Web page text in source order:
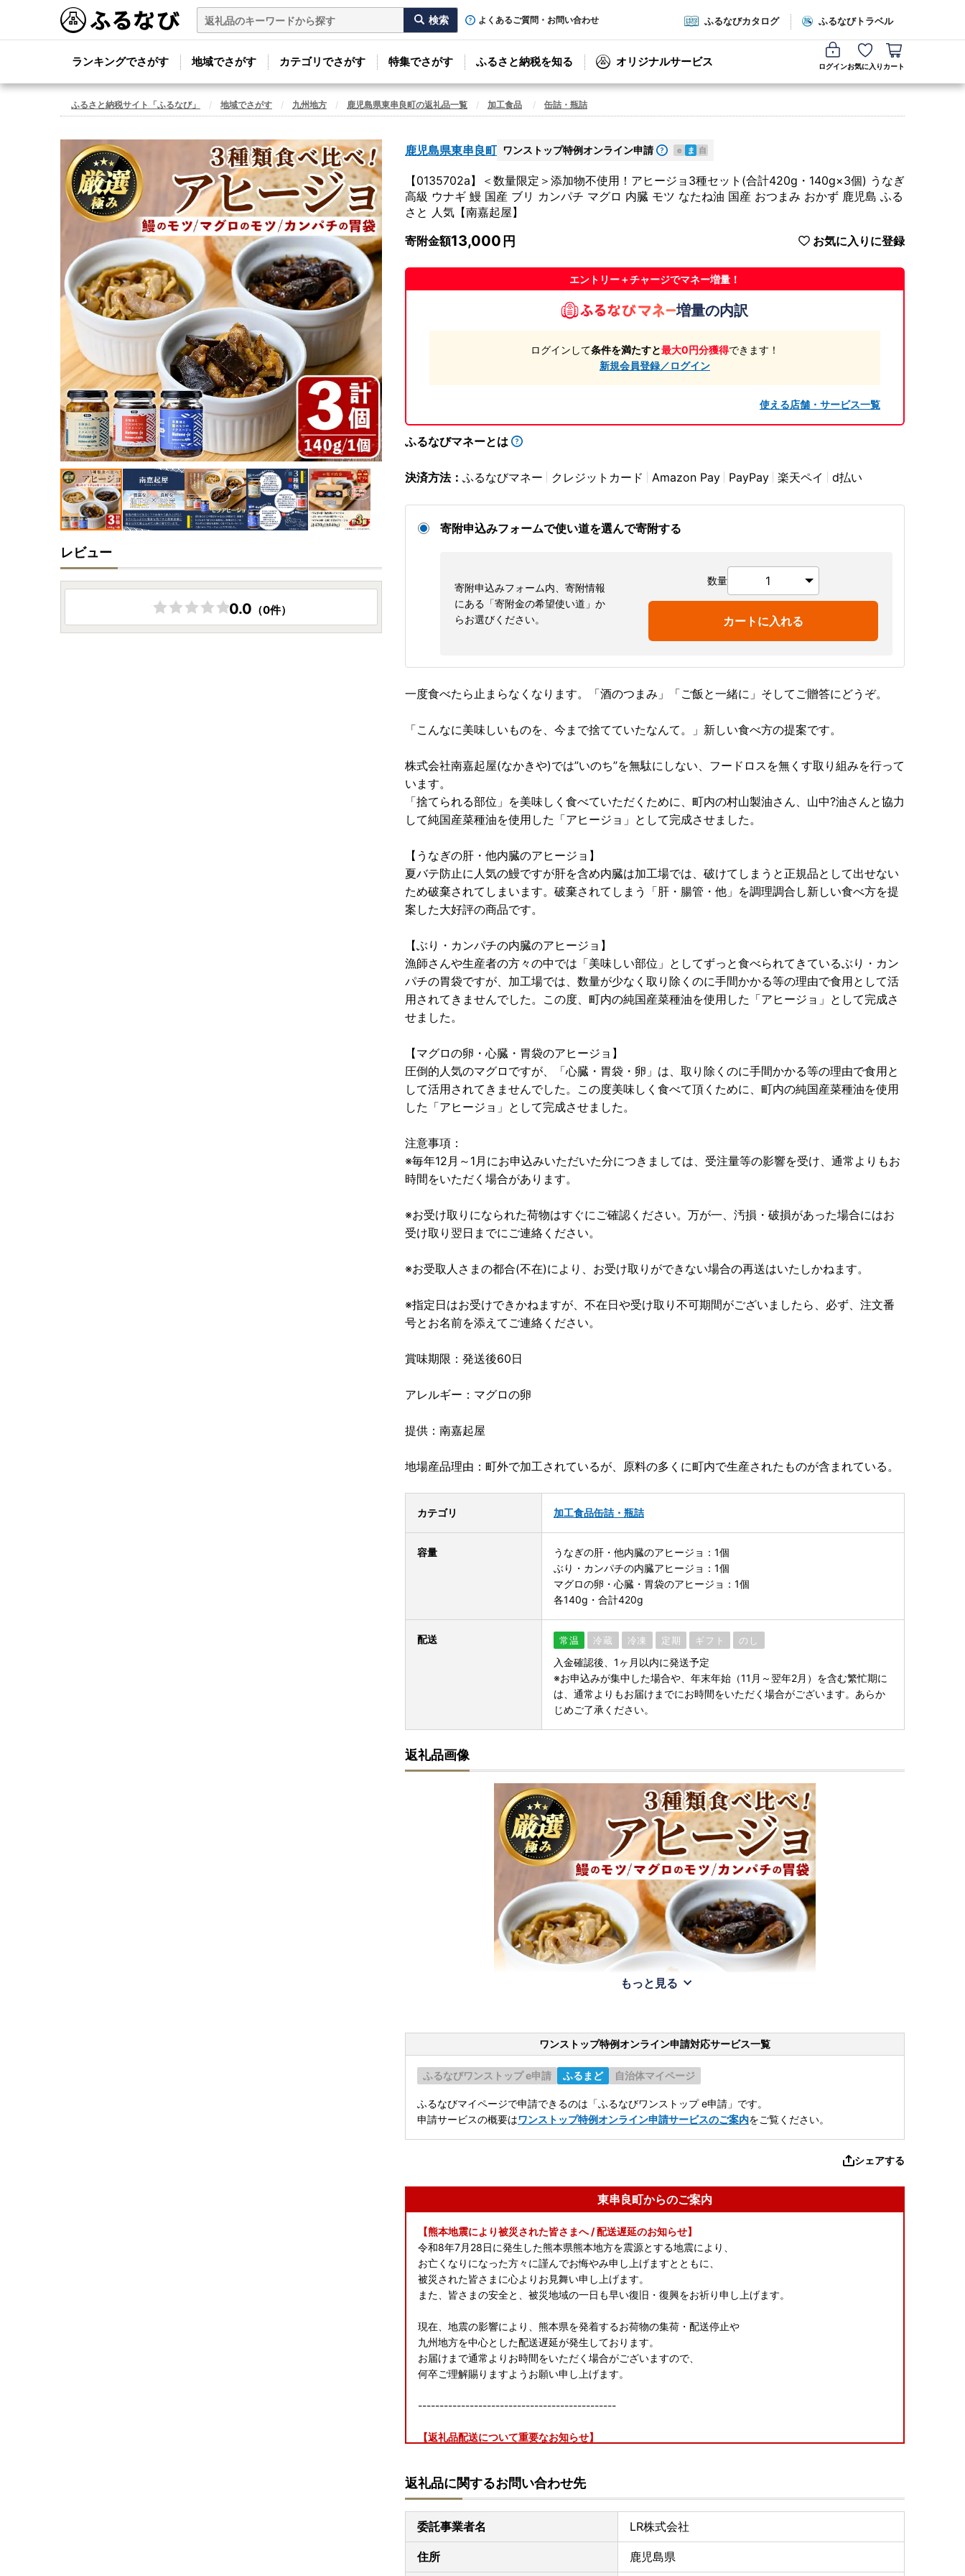
よくあるご質問・お問い合わせ ふるなびカタログ ふるなびトラベル
ランキングでさがす 地域でさがす カテゴリでさがす 特集でさがす ふるさと納税を知る オリジナルサービス ログインお気に入り カート
ふるさと納税サイト「ふるなび」 地域でさがす 九州地方 鹿児島県東串良町の返礼品一覧 加工食品 缶詰・瓶詰
鹿児島県東串良町 ワンストップ特例オンライン申請 e ま 自
【0135702a】＜数量限定＞添加物不使用！アヒージョ3種セット(合計420g・140g×3個) うなぎ
高級 ウナギ 鰻 国産 ブリ カンパチ マグロ 内臓 モツ なたね油 国産 おつまみ おかず 鹿児島 ふる
さと 人気【南嘉起屋】
寄附金額13,000 お気に入りに登録
エントリー＋チャージでマネー増量！
増量の内訳
ログインして条件を満たすと最大0円分獲得できます！
新規会員登録／ログイン
使える店舗・サービス一覧
ふるなびマネーとは
決済方法： ふるなびマネー クレジットカード Amazon Pay PayPay 楽天ペイ d払い
寄附申込みフォームで使い道を選んで寄附する
寄附申込みフォーム内、寄附情報
にある「寄附金の希望使い道」か
らお選びください。
数量
カートに入れる
一度食べたら止まらなくなります。「酒のつまみ」「ご飯と一緒に」そしてご贈答にどうぞ。
「こんなに美味しいものを、今まで捨てていたなんて。」新しい食べ方の提案です。
株式会社南嘉起屋(なかきや)では”いのち”を無駄にしない、フードロスを無くす取り組みを行って
います。
「捨てられる部位」を美味しく食べていただくために、町内の村山製油さん、山中?油さんと協力
して純国産菜種油を使用した「アヒージョ」として完成させました。
【うなぎの肝・他内臓のアヒージョ】
夏バテ防止に人気の鰻ですが肝を含め内臓は加工場では、破けてしまうと正規品として出せない
ため破棄されてしまいます。破棄されてしまう「肝・腸管・他」を調理調合し新しい食べ方を提
案した大好評の商品です。
【ぶり・カンパチの内臓のアヒージョ】
漁師さんや生産者の方々の中では「美味しい部位」としてずっと食べられてきているぶり・カン
パチの胃袋ですが、加工場では、数量が少なく取り除くのに手間かかる等の理由で食用として活
用されてきませんでした。この度、町内の純国産菜種油を使用した「アヒージョ」として完成さ
せました。
【マグロの卵・心臓・胃袋のアヒージョ】
圧倒的人気のマグロですが、「心臓・胃袋・卵」は、取り除くのに手間かかる等の理由で食用と
して活用されてきませんでした。この度美味しく食べて頂くために、町内の純国産菜種油を使用
した「アヒージョ」として完成させました。
注意事項：
※毎年12月～1月にお申込みいただいた分につきましては、受注量等の影響を受け、通常よりもお
時間をいただく場合があります。
※お受け取りになられた荷物はすぐにご確認ください。万が一、汚損・破損があった場合にはお
受け取り翌日までにご連絡ください。
※お受取人さまの都合(不在)により、お受け取りができない場合の再送はいたしかねます。
※指定日はお受けできかねますが、不在日や受け取り不可期間がございましたら、必ず、注文番
号とお名前を添えてご連絡ください。
賞味期限：発送後60日
アレルギー：マグロの卵
提供：南嘉起屋
地場産品理由：町外で加工されているが、原料の多くに町内で生産されたものが含まれている。
カテゴリ 加工食品缶詰・瓶詰
容量
うなぎの肝・他内臓のアヒージョ：1個
ぶり・カンパチの内臓アヒージョ：1個
マグロの卵・心臓・胃袋のアヒージョ：1個
各140g・合計420g
配送 常温 冷蔵 冷凍 定期 ギフト のし
入金確認後、1ヶ月以内に発送予定
※お申込みが集中した場合や、年末年始（11月～翌年2月）を含む繁忙期に
は、通常よりもお届けまでにお時間をいただく場合がございます。あらか
じめご了承ください。
返礼品画像
もっと見る
ワンストップ特例オンライン申請対応サービス一覧
ふるなびワンストップ e申請 ふるまど 自治体マイページ
ふるなびマイページで申請できるのは「ふるなびワンストップ e申請」です。
申請サービスの概要はワンストップ特例オンライン申請サービスのご案内をご覧ください。
シェアする
東串良町からのご案内
【熊本地震により被災された皆さまへ / 配送遅延のお知らせ】
令和8年7月28日に発生した熊本県熊本地方を震源とする地震により、
お亡くなりになった方々に謹んでお悔やみ申し上げますとともに、
被災された皆さまに心よりお見舞い申し上げます。
また、皆さまの安全と、被災地域の一日も早い復旧・復興をお祈り申し上げます。
現在、地震の影響により、熊本県を発着するお荷物の集荷・配送停止や
九州地方を中心とした配送遅延が発生しております。
お届けまで通常よりお時間をいただく場合がございますので、
何卒ご理解賜りますようお願い申し上げます。
----------------------------------------------
【返礼品配送について重要なお知らせ】
■ 住民票住所と異なる住所へ配送をご希望の場合は、「送付先」に配送先住所をご入力ください。
■ お届け先変更をご希望の場合は、至急東串良町ふるさと納税担当までご連絡ください。
■ 寄附者様都合によりお受け取りいただけなかった返礼品の再発送はいたしかねます。
■ 送り状手配後の住所変更は、転送料金（着払い）が発生し、受取人様負担となる場合がございます。
返礼品に関するお問い合わせ先
委託事業者名 LR株式会社
住所 鹿児島県
レビュー
0.0 （0件）